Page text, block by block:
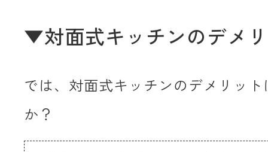
▼対面式キッチンのデメ
では、対面式キッチンのデメリッ
か？